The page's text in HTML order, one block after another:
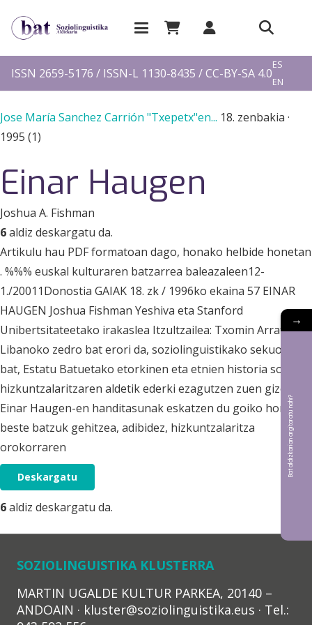
ISSN 2659-5176 / ISSN-L 1130-8435 / CC-BY-SA 4.0
ES
EN
Jose María Sanchez Carrión "Txepetx"en... 18. zenbakia ·
1995 (1)
Einar Haugen
Joshua A. Fishman
6aldiz deskargatu da.
Artikulu hau PDF formatoan dago, honako helbide honetan
. %%% euskal kulturaren batzarrea baleazaleen12-
1./20011Donostia GAIAK 18. zk / 1996ko ekaina 57 EINAR
HAUGEN Joshua Fishman Yeshiva eta Stanford
Unibertsitateetako irakaslea Itzultzailea: Txomin Arratibel
Libanoko zedro bat erori da, soziolinguistikako sekuoia
bat, Estatu Batuetako etorkinen eta etnien historia soziala
hizkuntzalaritzaren aldetik ederki ezagutzen zuen gizona.
Einar Haugen-en handitasunak eskatzen du goiko horiei
beste batzuk gehitzea, adibidez, hizkuntzalaritza
orokorraren
Deskargatu
6aldiz deskargatu da.
SOZIOLINGUISTIKA KLUSTERRA
MARTIN UGALDE KULTUR PARKEA, 20140 –
ANDOAIN · kluster@soziolinguistika.eus · Tel.:
→
Bat aldizkarian argitaratu nahi?